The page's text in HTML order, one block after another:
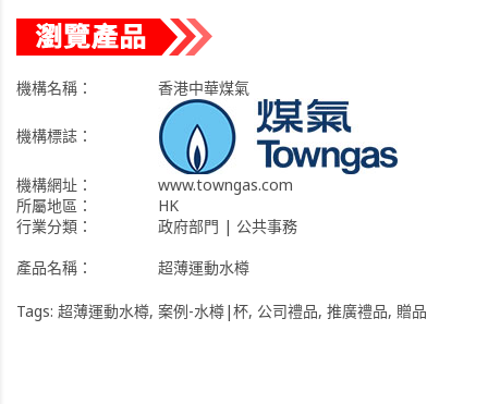
機構名稱： 香港中華煤氣
機構標誌：
機構網址：
www.towngas.com
所屬地區：
HK
行業分類：
政府部門 | 公共事務
產品名稱：
超薄運動水樽
Tags: 超薄運動水樽, 案例-水樽|杯, 公司禮品, 推廣禮品, 贈品